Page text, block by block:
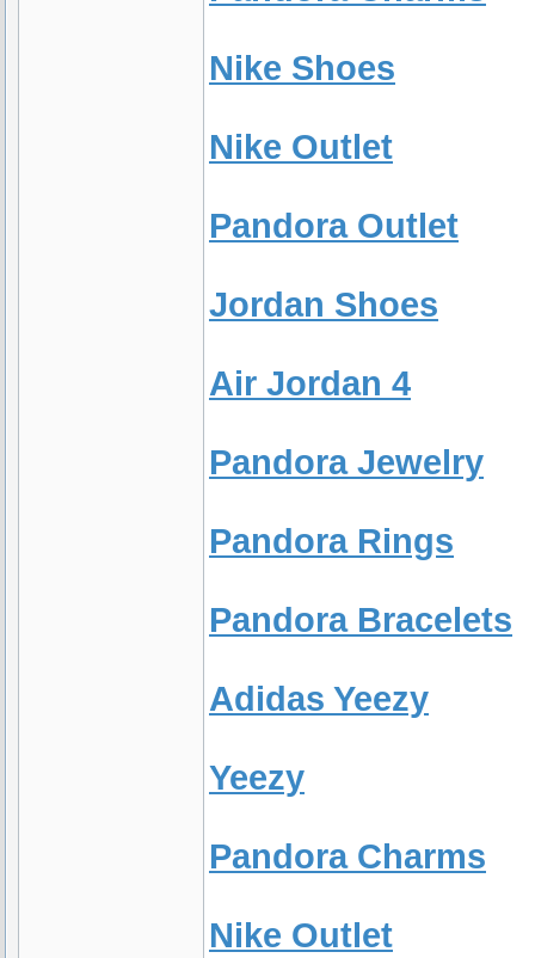
Nike Shoes
Nike Outlet
Pandora Outlet
Jordan Shoes
Air Jordan 4
Pandora Jewelry
Pandora Rings
Pandora Bracelets
Adidas Yeezy
Yeezy
Pandora Charms
Nike Outlet